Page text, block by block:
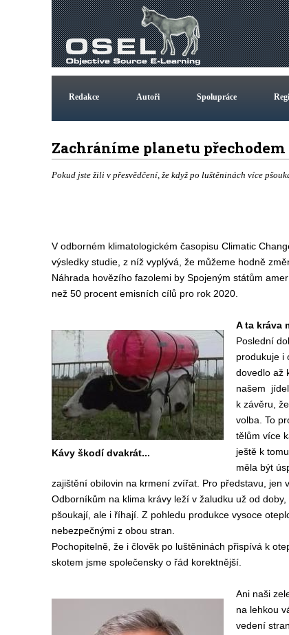
Redakce Autoři Spolupráce
Zachráníme planetu
Pokud jste žili v přesvědčení, že když po luštěninách více
V odborném klimatologickém časopisu Climatic
výsledky studie, z níž vyplývá, že můžeme hodně
Náhrada hovězího fazolemi by Spojeným státům
než 50 procent emisních cílů pro rok 2020.
Kávy škodí dvakrát...
A ta kráva
Poslední
produkuje i
dovedlo až
našem
k závěru,
volba. To
tělům více
ještě k
měla být
zajištění obilovin na krmení zvířat. Pro představu, jen
Odborníkům na klima krávy leží v žaludku už od
pšoukají, ale i říhají. Z pohledu produkce vysoce
nebezpečnými z
Pochopitelně, že i člověk po luštěninách přispívá k
skotem jsme společensky o řád korektnější.
Ani naši
na lehkou
vedení